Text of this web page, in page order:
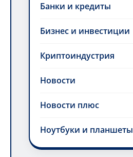
Банки и кредиты
Бизнес и инвестиции
Криптоиндустрия
Новости
Новости плюс
Ноутбуки и планшеты